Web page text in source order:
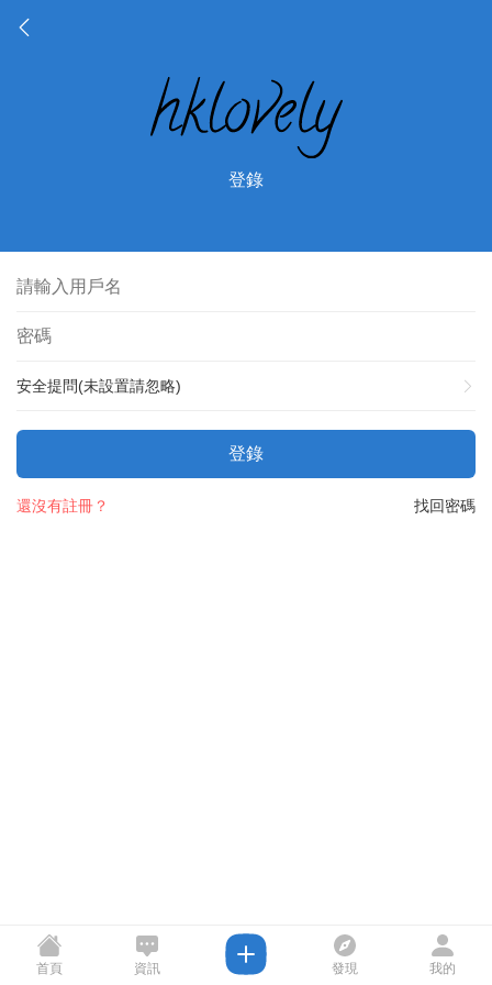
登錄
安全提問(未設置請忽略)
登錄
找回密碼
還沒有註冊？
首頁 資訊 發現 我的